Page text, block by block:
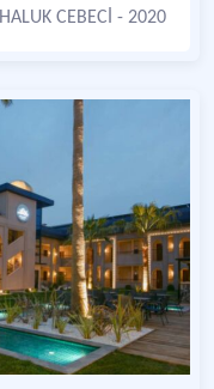
HALUK CEBECİ - 2020